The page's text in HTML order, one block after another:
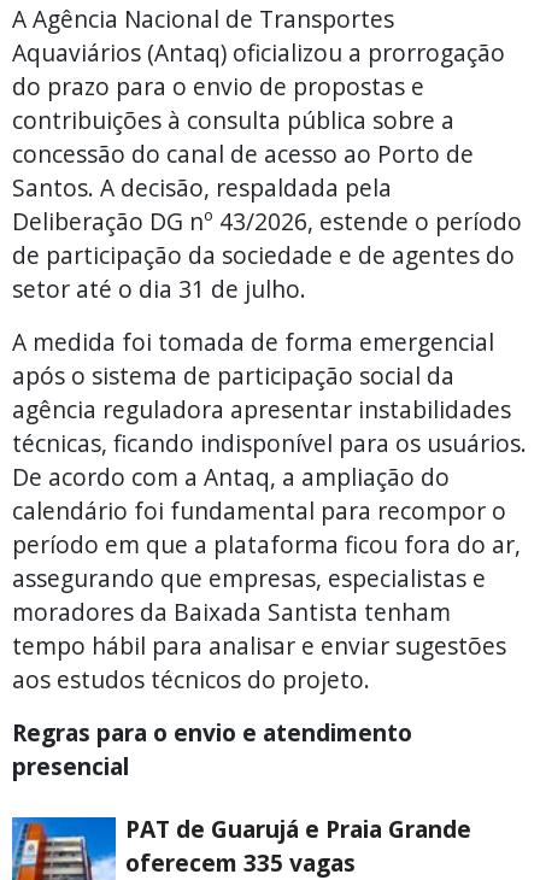
A Agência Nacional de Transportes
Aquaviários (Antaq) oficializou a prorrogação
do prazo para o envio de propostas e
contribuições à consulta pública sobre a
concessão do canal de acesso ao Porto de
Santos. A decisão, respaldada pela
Deliberação DG nº 43/2026, estende o período
de participação da sociedade e de agentes do
setor até o dia 31 de julho.
A medida foi tomada de forma emergencial
após o sistema de participação social da
agência reguladora apresentar instabilidades
técnicas, ficando indisponível para os usuários.
De acordo com a Antaq, a ampliação do
calendário foi fundamental para recompor o
período em que a plataforma ficou fora do ar,
assegurando que empresas, especialistas e
moradores da Baixada Santista tenham
tempo hábil para analisar e enviar sugestões
aos estudos técnicos do projeto.
Regras para o envio e atendimento
presencial
PAT de Guarujá e Praia Grande
oferecem 335 vagas